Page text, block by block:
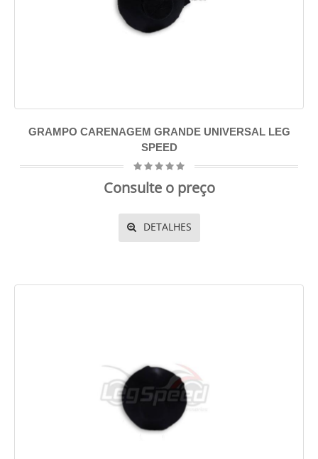
GRAMPO CARENAGEM GRANDE UNIVERSAL LEG
SPEED
Consulte o preço
DETALHES